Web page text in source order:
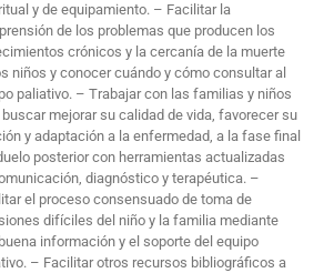
y de equipamiento. – Facilitar la
de los problemas que producen los
crónicos y la cercanía de la muerte
niños y conocer cuándo y cómo consultar al
paliativo. – Trabajar con las familias y niños
buscar mejorar su calidad de vida, favorecer su
y adaptación a la enfermedad, a la fase final
posterior con herramientas actualizadas
diagnóstico y terapéutica. –
el proceso consensuado de toma de
difíciles del niño y la familia mediante
información y el soporte del equipo
– Facilitar otros recursos bibliográficos a